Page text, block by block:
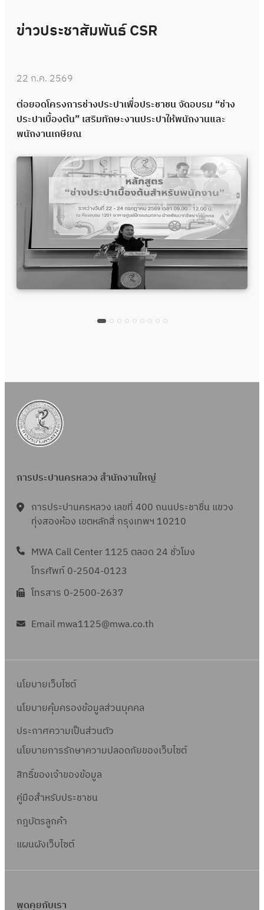
ข่าวประชาสัมพันธ์ CSR
22 ก.ค. 2569
ต่อยอดโครงการช่างประปาเพื่อประชาชน จัดอบรม “ช่าง
ประปาเบื้องต้น” เสริมทักษะงานประปาให้พนักงานและ
พนักงานเกษียณ
การประปานครหลวง สำนักงานใหญ่
การประปานครหลวง เลขที่ 400 ถนนประชาชื่น แขวง
ทุ่งสองห้อง เขตหลักสี่ กรุงเทพฯ 10210
MWA Call Center 1125 ตลอด 24 ชั่วโมง
โทรศัพท์ 0-2504-0123
โทรสาร 0-2500-2637
Email mwa1125@mwa.co.th
นโยบายเว็บไซต์
นโยบายคุ้มครองข้อมูลส่วนบุคคล
ประกาศความเป็นส่วนตัว
นโยบายการรักษาความปลอดภัยของเว็บไซต์
สิทธิ์ของเจ้าของข้อมูล
คู่มือสำหรับประชาชน
กฎบัตรลูกค้า
แผนผังเว็บไซต์
พูดคุยกับเรา